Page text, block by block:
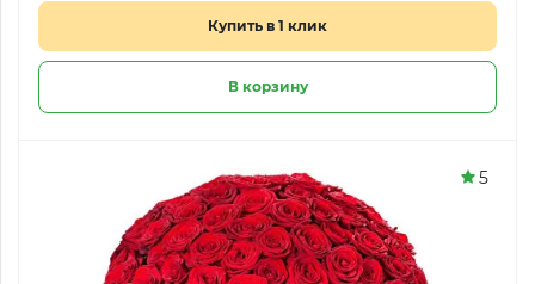
Купить в 1 клик
В корзину
5